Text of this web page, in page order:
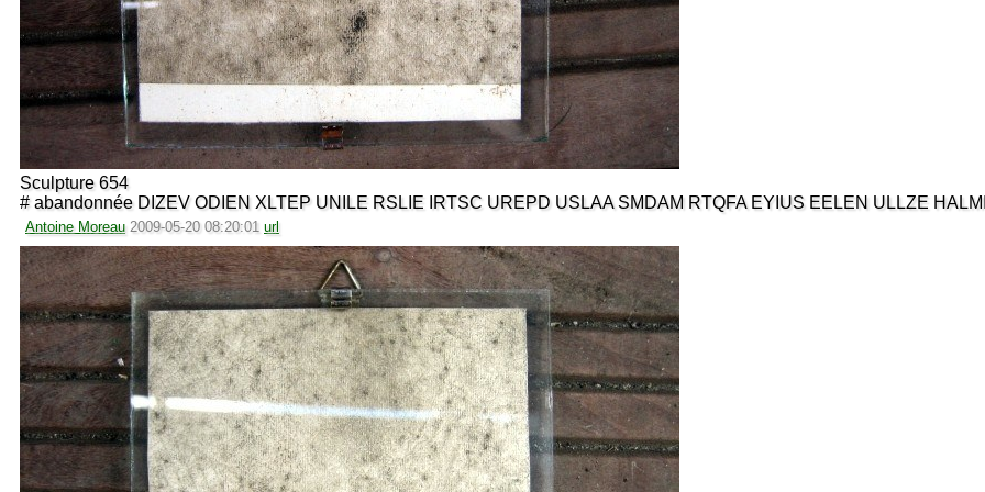
Sculpture 654
# abandonnée DIZEV ODIEN XLTEP UNILE RSLIE IRTSC UREPD USLAA SMDAM RTQFA EYIUS EELEN ULLZE
Antoine Moreau 2009-05-20 08:20:01 url